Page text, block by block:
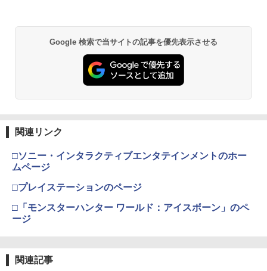
スプラトゥーン レイダース -Switch2
ンラインコード版
Beast of Reincarnation -PS5 【特典】
プロダクトコード 封入
￥7,286
￥11,849
トローラー ミッドナイト ブラック(CFI-
2
【純正品】Xbox ワイヤレス コントロー
ラー (ロボット ホワイト)
￥7,681
【純正品】Xbox ワイヤレス コントロー
B-C ケーブル
￥2,618
5
劇場版「鬼滅の刃」無限城編 第一章 猗
窩座再来 通常版 [Blu-ray]
3
劇場版「鬼滅の刃」無限城編 第一章 猗
￥3,523
Google 検索で当サイトの記事を優先表示させる
関連リンク
□ソニー・インタラクティブエンタテインメントのホー
ムページ
□プレイステーションのページ
□「モンスターハンター ワールド：アイスボーン」のペ
ージ
関連記事